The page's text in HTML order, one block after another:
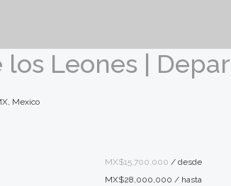
los Leones |
Mexico
MX$15,700,000 / desde
MX$28,000,000 / hasta